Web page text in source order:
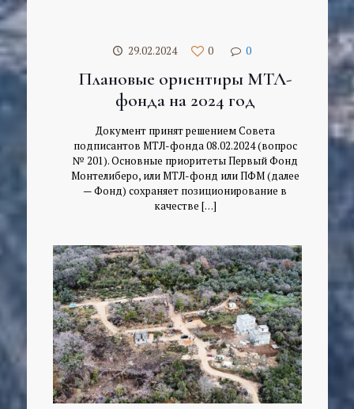
29.02.2024 0 0
Плановые ориентиры МТЛ-
фонда на 2024 год
Документ принят решением Совета
подписантов МТЛ-фонда 08.02.2024 (вопрос
№ 201). Основные приоритеты Первый Фонд
Монтелиберо, или МТЛ-фонд или ПФМ (далее
— Фонд) сохраняет позиционирование в
качестве […]